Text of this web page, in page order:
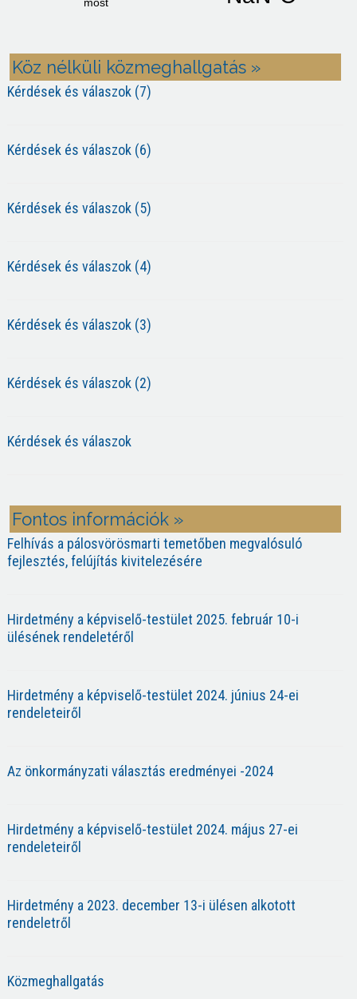
Köz nélküli közmeghallgatás »
Kérdések és válaszok (7)
Kérdések és válaszok (6)
Kérdések és válaszok (5)
Kérdések és válaszok (4)
Kérdések és válaszok (3)
Kérdések és válaszok (2)
Kérdések és válaszok
Fontos információk »
Felhívás a pálosvörösmarti temetőben megvalósuló
fejlesztés, felújítás kivitelezésére
Hirdetmény a képviselő-testület 2025. február 10-i
ülésének rendeletéről
Hirdetmény a képviselő-testület 2024. június 24-ei
rendeleteiről
Az önkormányzati választás eredményei -2024
Hirdetmény a képviselő-testület 2024. május 27-ei
rendeleteiről
Hirdetmény a 2023. december 13-i ülésen alkotott
rendeletről
Közmeghallgatás